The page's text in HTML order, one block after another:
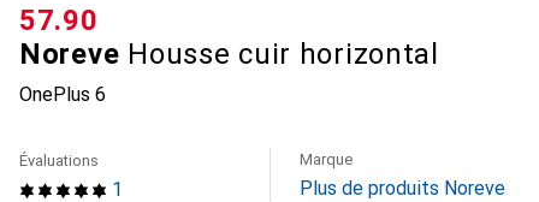
Noreve Housse cuir horizontal
OnePlus 6
CHF
57.90
1
Évaluations Marque
Plus de produits Noreve